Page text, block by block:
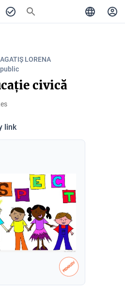
LORENA
civică
link